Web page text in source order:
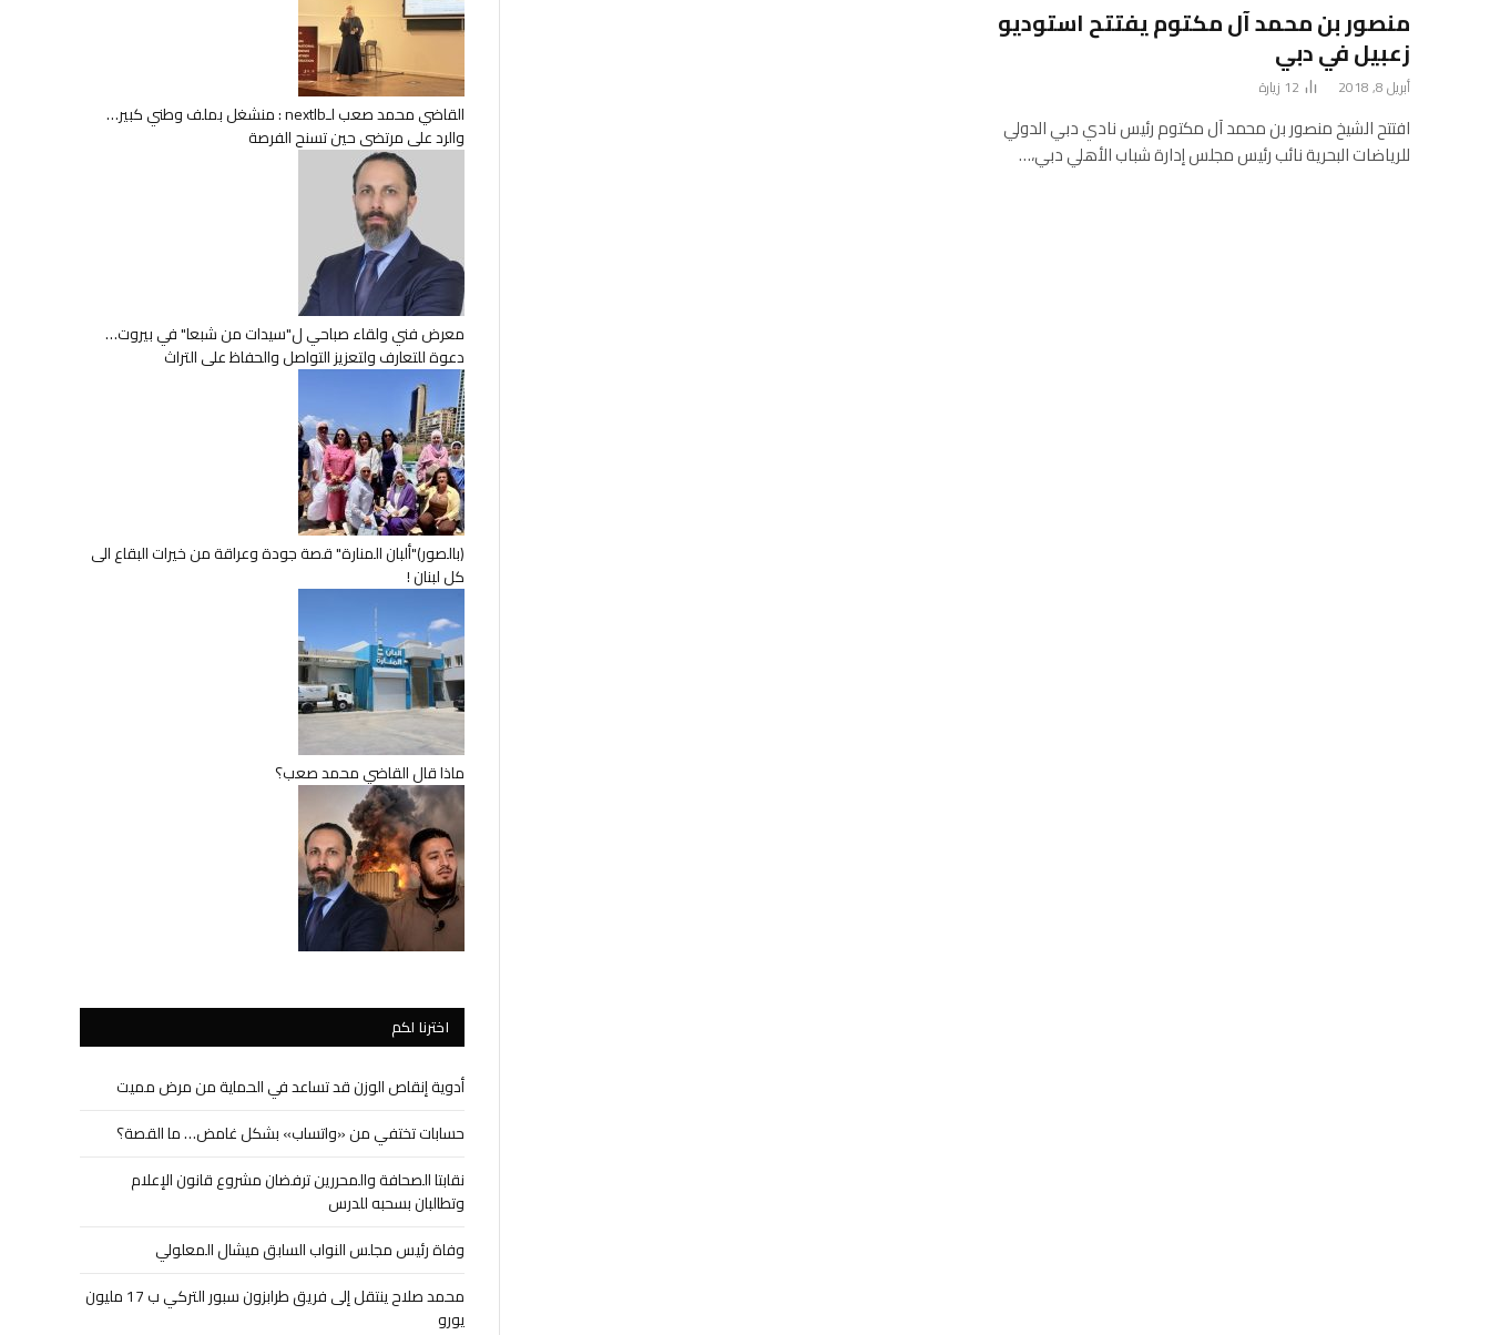
منصور بن محمد آل مكتوم يفتتح استوديو
زعبيل في دبي
أبريل 8, 2018 12 زيارة
افتتح الشيخ منصور بن محمد آل مكتوم رئيس نادي دبي الدولي
للرياضات البحرية نائب رئيس مجلس إدارة شباب الأهلي دبي،…
القاضي محمد صعب لـnextlb : منشغل بملف وطني كبير…
والرد على مرتضى حين تسنح الفرصة
معرض فني ولقاء صباحي ل"سيدات من شبعا" في بيروت…
دعوة للتعارف ولتعزيز التواصل والحفاظ على التراث
(بالصور)"ألبان المنارة" قصة جودة وعراقة من خيرات البقاع الى
كل لبنان !
ماذا قال القاضي محمد صعب؟
اخترنا لكم
أدوية إنقاص الوزن قد تساعد في الحماية من مرض مميت
حسابات تختفي من «واتساب» بشكل غامض… ما القصة؟
نقابتا الصحافة والمحررين ترفضان مشروع قانون الإعلام
وتطالبان بسحبه للدرس
وفاة رئيس مجلس النواب السابق ميشال المعلولي
محمد صلاح ينتقل إلى فريق طرابزون سبور التركي ب 17 مليون
يورو